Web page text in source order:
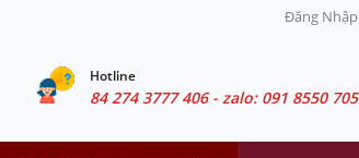
Đăng Nhập
Hotline
84 274 3777 406 - zalo: 091 8550 705